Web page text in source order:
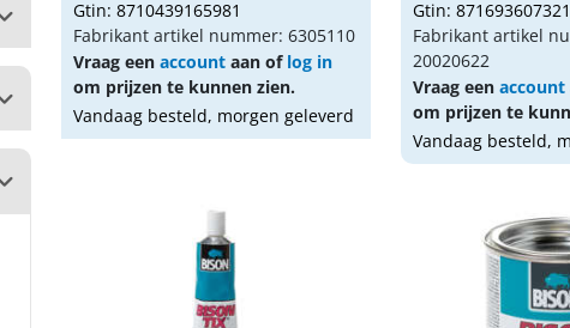
Gtin: 8710439165981
Fabrikant artikel nummer: 6305110
Vraag een accountaan of log in
om prijzen te kunnen zien.
Vandaag besteld, morgen geleverd
Gtin:
Fabrikant artikel
20020622
Vraag eenaccount
om prijzen te
Vandaag besteld,